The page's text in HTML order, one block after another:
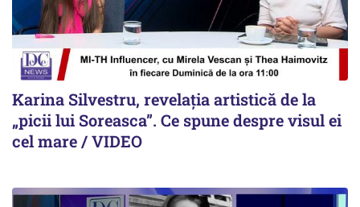
Karina Silvestru, revelația artistică de la
„picii lui Soreasca”. Ce spune despre visul ei
cel mare / VIDEO